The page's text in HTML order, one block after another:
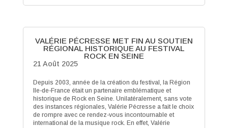
VALÉRIE PÉCRESSE MET FIN AU SOUTIEN
RÉGIONAL HISTORIQUE AU FESTIVAL
ROCK EN SEINE
21 Août 2025
Depuis 2003, année de la création du festival, la Région
Ile-de-France était un partenaire emblématique et
historique de Rock en Seine. Unilatéralement, sans vote
des instances régionales, Valérie Pécresse a fait le choix
de rompre avec ce rendez-vous incontournable et
international de la musique rock. En effet, Valérie